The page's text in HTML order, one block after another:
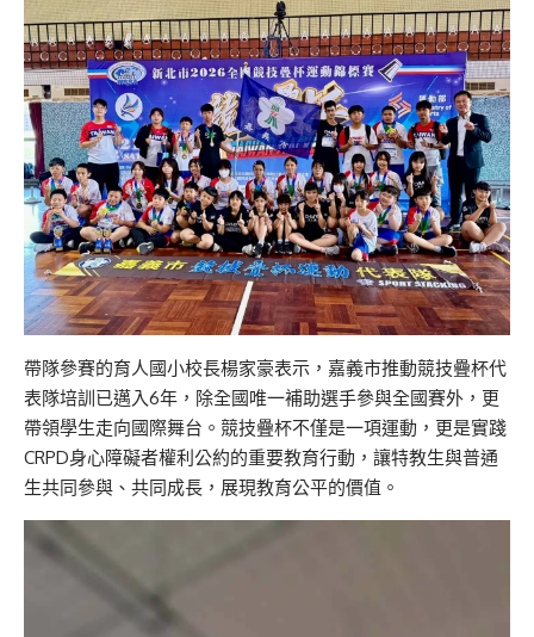
帶隊參賽的育人國小校長楊家豪表示，嘉義市推動競技疊杯代
表隊培訓已邁入6年，除全國唯一補助選手參與全國賽外，更
帶領學生走向國際舞台。競技疊杯不僅是一項運動，更是實踐
CRPD身心障礙者權利公約的重要教育行動，讓特教生與普通
生共同參與、共同成長，展現教育公平的價值。